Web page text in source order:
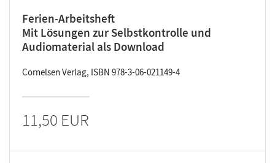
Ferien-Arbeitsheft
Mit Lösungen zur Selbstkontrolle und
Audiomaterial als Download
Cornelsen Verlag, ISBN 978-3-06-021149-4
11,50 EUR